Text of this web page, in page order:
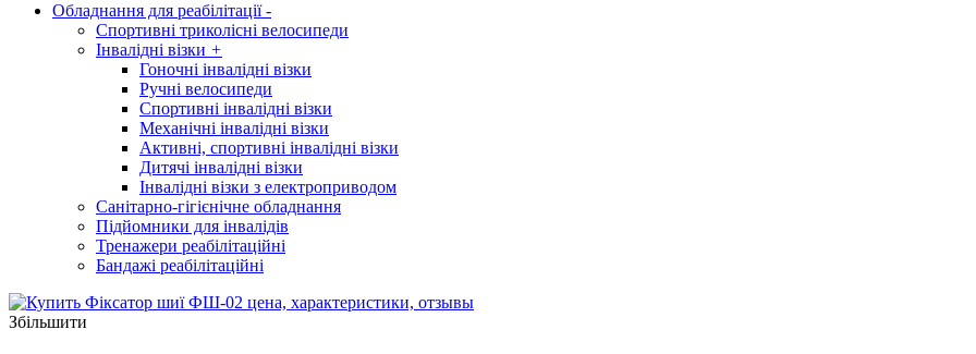
Обладнання для реабілітації-
Спортивні триколісні велосипеди
Інвалідні візки +
Гоночні інвалідні візки
Ручні велосипеди
Спортивні інвалідні візки
Механічні інвалідні візки
Активні, спортивні інвалідні візки
Дитячі інвалідні візки
Інвалідні візки з електроприводом
Санітарно-гігієнічне обладнання
Підйомники для інвалідів
Тренажери реабілітаційні
Бандажі реабілітаційні
Збільшити